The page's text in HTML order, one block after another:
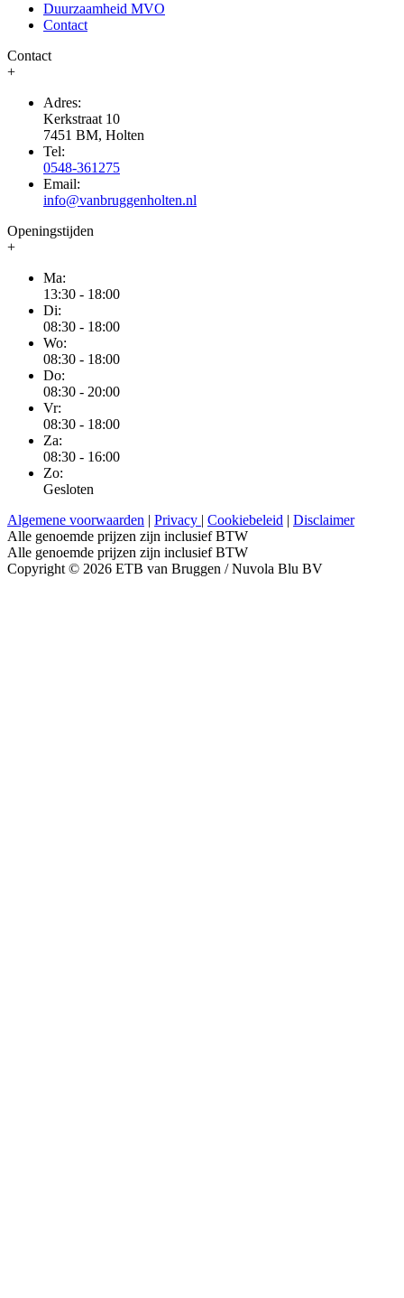
Duurzaamheid MVO
Contact
Contact
+
Adres:
Kerkstraat 10
7451 BM, Holten
Tel:
0548-361275
Email:
info@vanbruggenholten.nl
Openingstijden
+
Ma:
13:30 - 18:00
Di:
08:30 - 18:00
Wo:
08:30 - 18:00
Do:
08:30 - 20:00
Vr:
08:30 - 18:00
Za:
08:30 - 16:00
Zo:
Gesloten
Algemene voorwaarden | Privacy | Cookiebeleid | Disclaimer
Alle genoemde prijzen zijn inclusief BTW
Alle genoemde prijzen zijn inclusief BTW
Copyright © 2026 ETB van Bruggen / Nuvola Blu BV